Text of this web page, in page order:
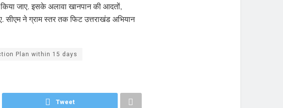
जाए. इसके अलावा खानपान की आदतों,
सीएम ने ग्राम स्तर तक फिट उत्तराखंड अभियान
Plan within 15 days
Tweet